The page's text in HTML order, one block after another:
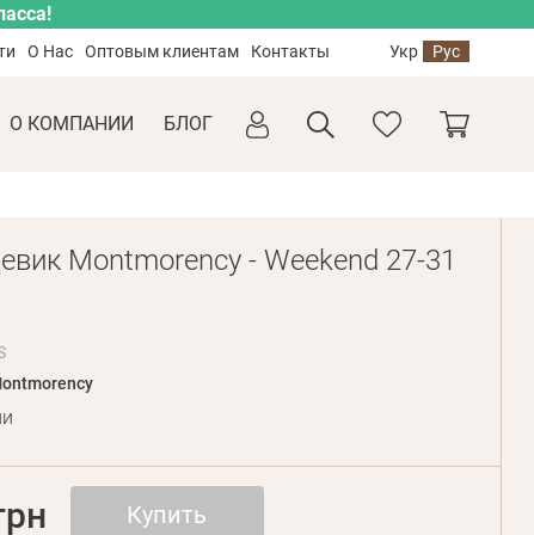
О Нас Оптовым клиентам Контакты Укр Рус
О КОМПАНИИ БЛОГ
Montmorency - Weekend 27-31
Купить